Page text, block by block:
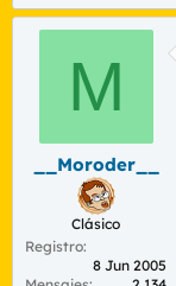
M
__Moroder__
Clásico
Registro
8 Jun 2005